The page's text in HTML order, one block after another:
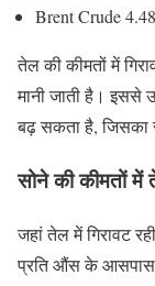
Brent Crude
तेल की कीमतों में
मानी जाती है। इससे
बढ़ सकता है, जिसका
सोने की कीमतों में
जहां तेल में गिरावट
प्रति औंस के आसपास